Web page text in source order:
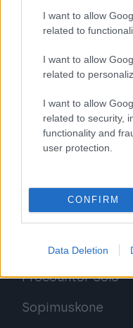
I want to allow
related to
I want to allow
related to
I want to allow
related to security,
functionality and
user protection.
CONFIRM
Data Deletion
Ratkaisut
Procountor
Procountor Solo
Sopimuskone